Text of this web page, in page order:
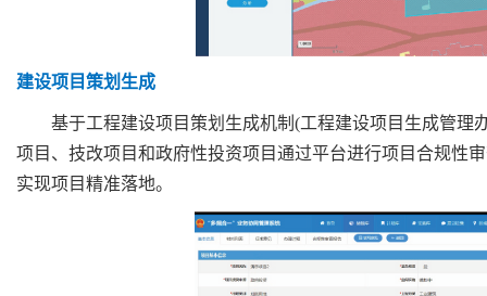
建设项目策划生成
基于工程建设项目策划生成机制 (工程建设项目生成管理
项目、技改项目和政府性投资项目通过平台进行项目合规性
实现项目精准落地。